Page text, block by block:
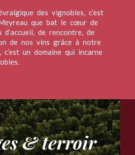
des vignobles, c’est
que bat le cœur de
d’accueil, de rencontre, de
de nos vins grâce à notre
un domaine qui incarne
& terroir